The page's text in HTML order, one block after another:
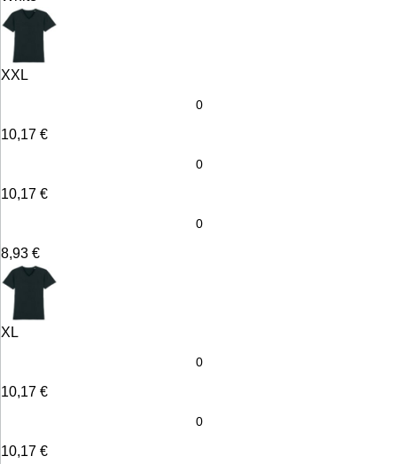
XXL
10,17 €
10,17 €
8,93 €
XL
10,17 €
10,17 €